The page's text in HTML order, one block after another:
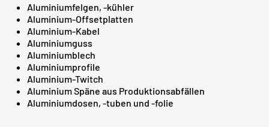
Aluminiumfelgen, -kühler
Aluminium-Offsetplatten
Aluminium-Kabel
Aluminiumguss
Aluminiumblech
Aluminiumprofile
Aluminium-Twitch
Aluminium Späne aus Produktionsabfällen
Aluminiumdosen, -tuben und -folie